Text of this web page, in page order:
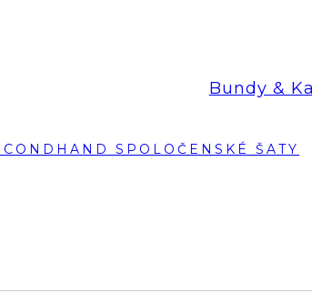
Bundy &